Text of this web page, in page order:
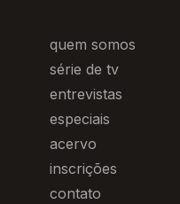
quem somos
série de tv
entrevistas
especiais
acervo
inscrições
contato